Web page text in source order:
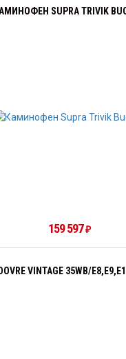
SUPRA TRIVIK
159 597 ₽
VINTAGE 35WB/